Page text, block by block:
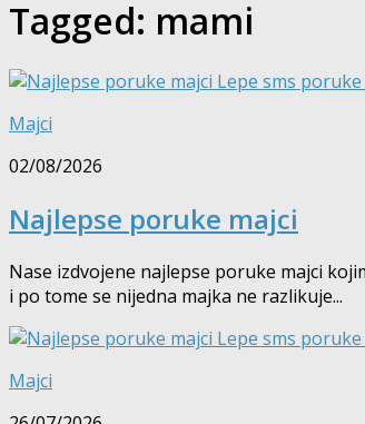
Tagged: mami
Majci
02/08/2026
Najlepse poruke majci
Nase izdvojene najlepse poruke majci
i po tome se nijedna majka ne razlikuje...
Majci